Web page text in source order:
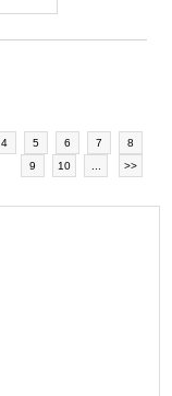
4 5 6 7
8
9
10 >>